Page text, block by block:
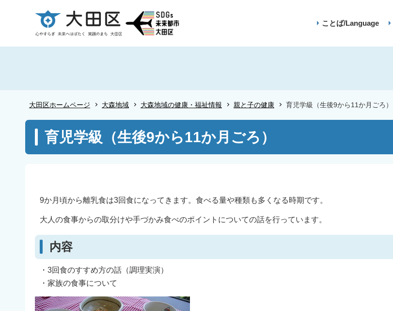
ー
ことば/Language
大田区ホームページ 大森地域 大森地域の健康・福祉情報 親と子の健康 育児学級（生後9から11か月ごろ）
こ
育児学級（生後9から11か月ごろ）
9か月頃から離乳食は3回食になってきます。食べる量や種類も多くなる時期です。
大人の食事からの取分けや手づかみ食べのポイントについての話を行っています。
内容
・3回食のすすめ方の話（調理実演）
・家族の食事について